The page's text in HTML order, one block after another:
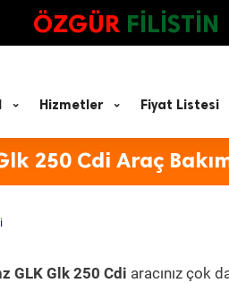
ÖZGÜR FİLİSTİN
Hizmetler Fiyat Listesi
250 Cdi Araç
GLK Glk 250 Cdi aracınız çok